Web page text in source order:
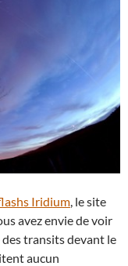
Iridium , le site
avez envie de voir
transits devant le
aucun